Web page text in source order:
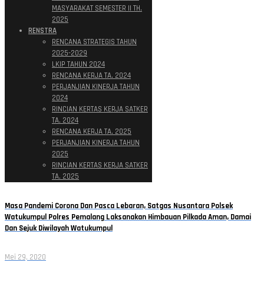
MASYARAKAT SEMESTER II TH.
2025
RENSTRA
RENCANA STRATEGIS TAHUN
2025-2029
LKIP TAHUN 2024
RENCANA KERJA TA. 2024
PERJANJIAN KINERJA TAHUN
2024
RINCIAN KERTAS KERJA SATKER
TA. 2024
RENCANA KERJA TA. 2025
PERJANJIAN KINERJA TAHUN
2025
RINCIAN KERTAS KERJA SATKER
TA. 2025
Masa Pandemi Corona Dan Pasca Lebaran, Satgas Nusantara Polsek
Watukumpul Polres Pemalang Laksanakan Himbauan Pilkada Aman, Damai
Dan Sejuk Diwilayah Watukumpul
Mei 29, 2020